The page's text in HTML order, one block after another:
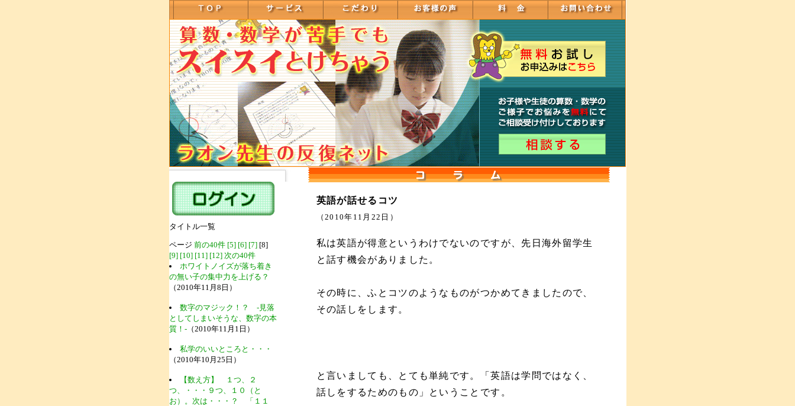
タイトル一覧
ページ 前の40件 [5] [6] [7][8]
[9] [10] [11] [12] 次の40件
ホワイトノイズが落ち着き
の無い子の集中力を上げる？
（2010年11月8日）
数字のマジック！？ -見落
としてしまいそうな、数字の本
質！-（2010年11月1日）
私学のいいところと・・・
（2010年10月25日）
【数え方】 １つ、２
つ、・・・９つ、１０（と
お）。次は・・・？ 「１１
英語が話せるコツ
（2010年11月22日）
私は英語が得意というわけでないのですが、先日海外留学生
と話す機会がありました。
その時に、ふとコツのようなものがつかめてきましたので、
その話しをします。
と言いましても、とても単純です。「英語は学問ではなく、
話しをするためのもの」ということです。